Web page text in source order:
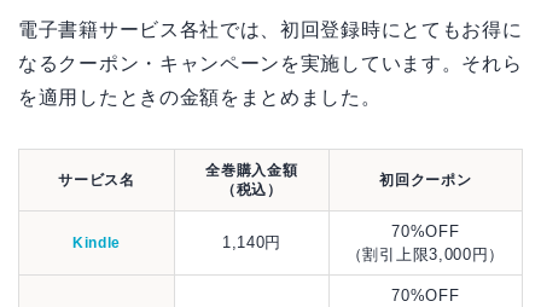
電子書籍サービス各社では、初回登録時にとてもお得に
なるクーポン・キャンペーンを実施しています。それら
を適用したときの金額をまとめました。
サービス名
全巻購入金額
（税込）
初回クーポン
Kindle 1,140円
70%OFF
（割引上限3,000円）
70%OFF